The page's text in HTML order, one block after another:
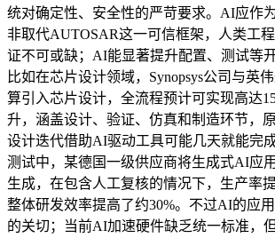
统对确定性、安全性的严苛要求。AI应作
非取代AUTOSAR这一可信框架，人类工
证不可或缺；AI能显著提升配置、测试等
比如在芯片设计领域，Synopsys公司与英
算引入芯片设计，全流程预计可实现高达
升，涵盖设计、验证、仿真和制造环节，
设计迭代借助AI驱动工具可能几天就能完
测试中，某德国一级供应商将生成式AI应
生成，在包含人工复核的情况下，生产率
整体研发效率提高了约30%。不过AI的应
的关切；当前AI加速硬件缺乏统一标准，